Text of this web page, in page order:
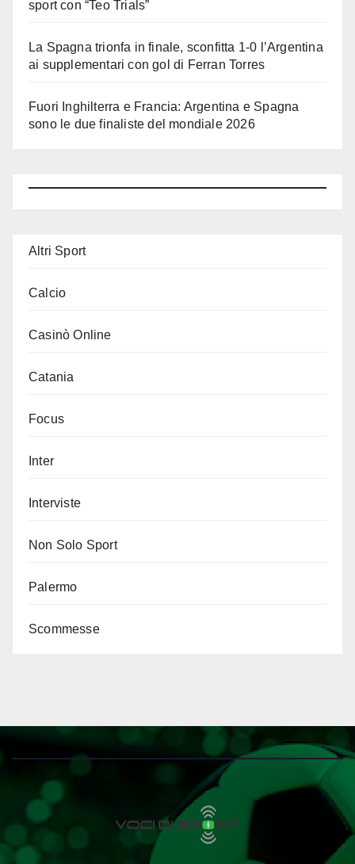
sport con “Teo Trials”
La Spagna trionfa in finale, sconfitta 1-0 l’Argentina
ai supplementari con gol di Ferran Torres
Fuori Inghilterra e Francia: Argentina e Spagna
sono le due finaliste del mondiale 2026
Altri Sport
Calcio
Casinò Online
Catania
Focus
Inter
Interviste
Non Solo Sport
Palermo
Scommesse